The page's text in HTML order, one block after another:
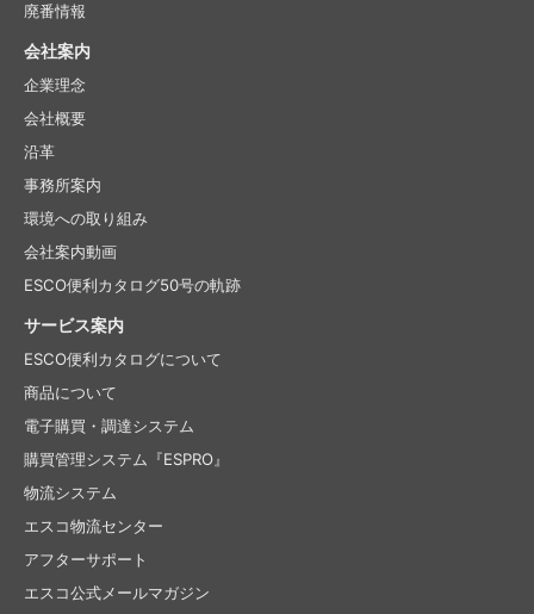
廃番情報
会社案内
企業理念
会社概要
沿革
事務所案内
環境への取り組み
会社案内動画
ESCO便利カタログ50号の軌跡
サービス案内
ESCO便利カタログについて
商品について
電子購買・調達システム
購買管理システム『ESPRO』
物流システム
エスコ物流センター
アフターサポート
エスコ公式メールマガジン